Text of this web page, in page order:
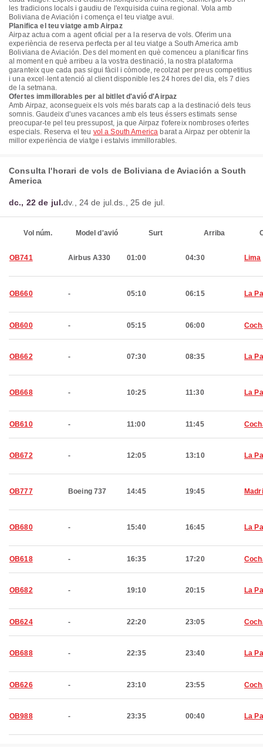
les tradicions locals i gaudiu de l'exquisida cuina regional. Vola amb
Boliviana de Aviación i comença el teu viatge avui.
Planifica el teu viatge amb Airpaz
Airpaz actua com a agent oficial per a la reserva de vols. Oferim una
experiència de reserva perfecta per al teu viatge a South America amb
Boliviana de Aviación. Des del moment en què comenceu a planificar fins
al moment en què arribeu a la vostra destinació, la nostra plataforma
garanteix que cada pas sigui fàcil i còmode, recolzat per preus competitius
i una excel·lent atenció al client disponible les 24 hores del dia, els 7 dies
de la setmana.
Ofertes immillorables per al bitllet d'avió d'Airpaz
Amb Airpaz, aconsegueix els vols més barats cap a la destinació dels teus
somnis. Gaudeix d'unes vacances amb els teus éssers estimats sense
preocupar-te pel teu pressupost, ja que Airpaz t'ofereix nombroses ofertes
especials. Reserva el teu vol a South America barat a Airpaz per obtenir la
millor experiència de viatge i estalvis immillorables.
Consulta l'horari de vols de Boliviana de Aviación a South
America
dc., 22 de jul.dv., 24 de jul.ds., 25 de jul.
Vol núm. Model d'avió Surt Arriba
OB741 Airbus A330 01:00 04:30 Lima
OB660 - 05:10 06:15 La
OB600 - 05:15 06:00
OB662 - 07:30 08:35 La
OB668 - 10:25 11:30 La
OB610 - 11:00 11:45
OB672 - 12:05 13:10 La
OB777 Boeing 737 14:45 19:45
OB680 - 15:40 16:45 La
OB618 - 16:35 17:20
OB682 - 19:10 20:15 La
OB624 - 22:20 23:05
OB688 - 22:35 23:40 La
OB626 - 23:10 23:55
OB988 - 23:35 00:40 La